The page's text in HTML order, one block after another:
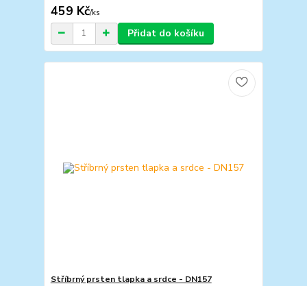
459 Kč/ks
Přidat do košíku
Stříbrný prsten tlapka a srdce - DN157